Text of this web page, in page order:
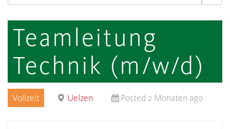
Teamleitung
Technik (m/w/d)
Vollzeit Uelzen Posted 2 Monaten ago